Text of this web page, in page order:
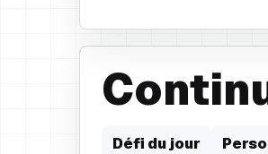
Défi du jour